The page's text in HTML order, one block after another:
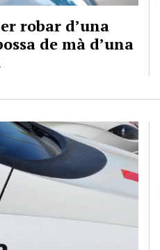
robar d’una
de mà d’una